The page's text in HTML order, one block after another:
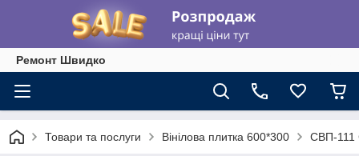
Ремонт Швидко
Товари та послуги Вінілова плитка 600*300 СВП-111